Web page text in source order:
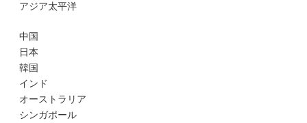
アジア太平洋
中国
日本
韓国
インド
オーストラリア
シンガポール